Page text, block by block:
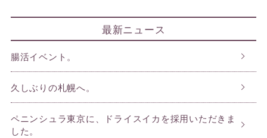
最新ニュース
腸活イベント。
久しぶりの札幌へ。
ペニンシュラ東京に、ドライスイカを採用いただきま
した。